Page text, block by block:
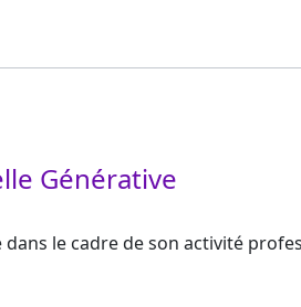
Générative
le cadre de son activité